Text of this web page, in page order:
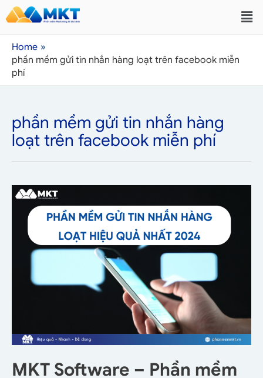
Home
phần mềm gửi tin nhắn hàng loạt trên facebook miễn
phí
phần mềm gửi tin nhắn hàng
loạt trên facebook miễn phí
MKT Software – Phần mềm